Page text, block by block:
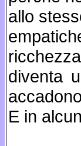
allo
diventa
E in